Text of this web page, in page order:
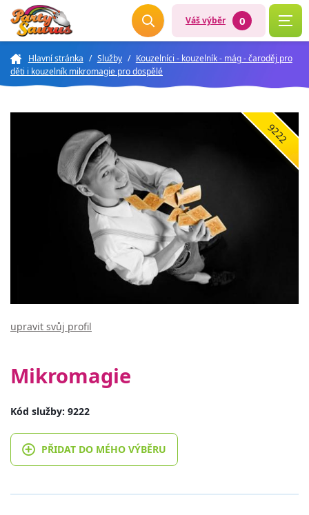
Váš výběr 0
Hlavní stránka / Služby / Kouzelníci - kouzelník - mág - čaroděj pro
děti i kouzelník mikromagie pro dospělé
9222
upravit svůj profil
Mikromagie
Kód služby: 9222
PŘIDAT DO MÉHO VÝBĚRU